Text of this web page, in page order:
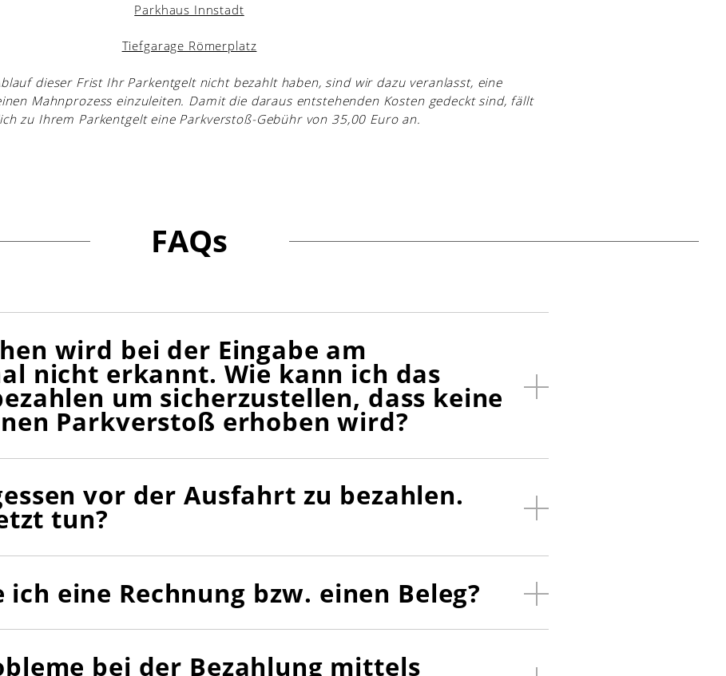
Parkhaus Innstadt
Tiefgarage Römerplatz
dieser Frist Ihr Parkentgelt nicht bezahlt haben, sind wir dazu veranlasst, eine
Mahnprozess einzuleiten. Damit die daraus entstehenden Kosten gedeckt sind, fällt
zu Ihrem Parkentgelt eine Parkverstoß-Gebühr von 35,00 Euro an.
FAQs
wird bei der Eingabe am
nicht erkannt. Wie kann ich das
um sicherzustellen, dass keine
Parkverstoß erhoben wird?
vor der Ausfahrt zu bezahlen.
tun?
ich eine Rechnung bzw. einen Beleg?
bei der Bezahlung mittels